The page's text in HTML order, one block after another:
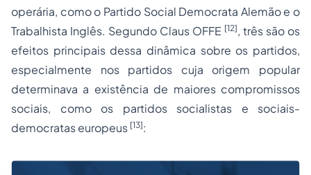
operária, como o Partido Social Democrata Alemão e o
Trabalhista Inglês. Segundo Claus OFFE [12], três são os
efeitos principais dessa dinâmica sobre os partidos,
especialmente nos partidos cuja origem popular
determinava a existência de maiores compromissos
sociais, como os partidos socialistas e sociais-
democratas europeus [13]: